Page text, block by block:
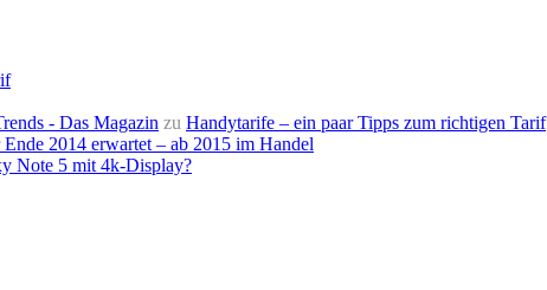
- Das Magazin zu Handytarife – ein paar Tipps zum richtigen Tarif
2014 erwartet – ab 2015 im Handel
Note 5 mit 4k-Display?